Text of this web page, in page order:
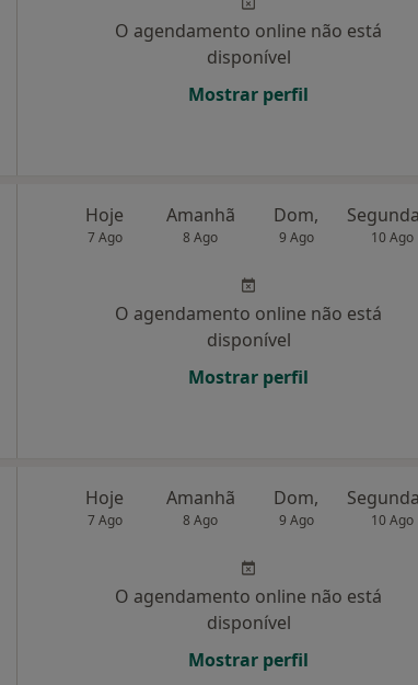
O agendamento online não está
disponível
Mostrar perfil
Hoje
7 Ago
Amanhã
8 Ago
Dom,
9 Ago 10 Ago
O agendamento online não está
disponível
Mostrar perfil
Hoje
7 Ago
Amanhã
8 Ago
Dom,
9 Ago 10 Ago
O agendamento online não está
disponível
Mostrar perfil